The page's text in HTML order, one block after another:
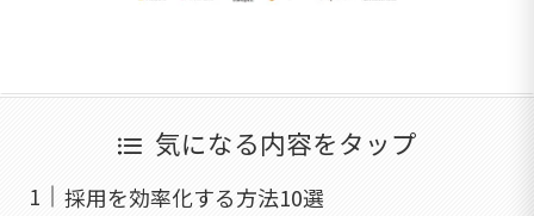
気になる内容をタップ
採用を効率化する方法10選